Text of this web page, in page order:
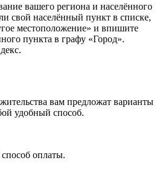
вашего региона и населённого
свой населённый пункт в списке,
местоположение» и впишите
пункта в графу «Город».
вам предложат варианты
удобный способ.
оплаты.